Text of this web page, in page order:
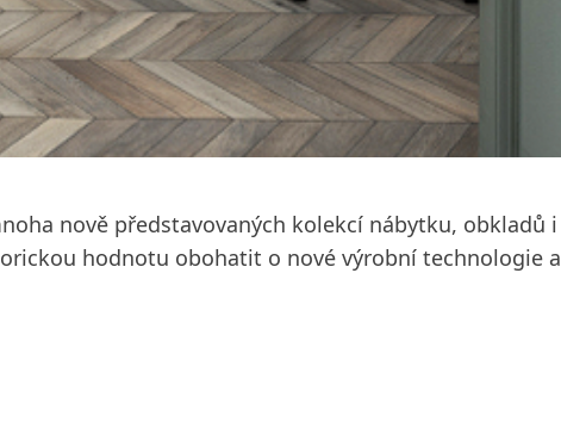
nově představovaných kolekcí nábytku, obkladů i
hodnotu obohatit o nové výrobní technologie a